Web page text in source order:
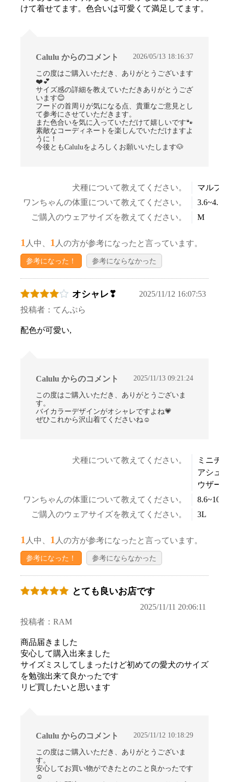
けて着せてます。色合いは可愛くて満足してます。
Calulu からのコメント 2026/05/13 18:16:37
この度はご購入いただき、ありがとうございます
❤️💕
サイズ感の詳細を教えていただきありがとうござ
います😊
フードの首周りが気になる点、貴重なご意見とし
て参考にさせていただきます。
また色合いを気に入っていただけて嬉しいです🐾
素敵なコーディネートを楽しんでいただけますよ
うに！
今後ともCaluluをよろしくお願いいたします🐶
犬種について教えてください。
マルプ
ワンちゃんの体重について教えてください。
ご購入のウェアサイズを教えてください。
M
1 人中、 1 人の方が参考になったと言っています。
参考になった！ 参考にならなかった
オシャレ❣
2025/11/12 16:07:53
投稿者：てんぷら
配色が可愛い,
Calulu からのコメント 2025/11/13 09:21:24
この度はご購入いただき、ありがとうございま
す。
バイカラーデザインがオシャレですよね💗
ぜひこれから沢山着てくださいね☺
犬種について教えてください。
ミニチ
アシュ
ウザー
ワンちゃんの体重について教えてください。
ご購入のウェアサイズを教えてください。
3L
1 人中、 1 人の方が参考になったと言っています。
参考になった！ 参考にならなかった
とても良いお店です
2025/11/11 20:06:11
投稿者：RAM
商品届きました
安心して購入出来ました
サイズミスしてしまったけど初めての愛犬のサイズ
を勉強出来て良かったです
リピ買したいと思います
Calulu からのコメント 2025/11/12 10:18:29
この度はご購入いただき、ありがとうございま
す。
安心してお買い物ができたとのこと良かったです
☺